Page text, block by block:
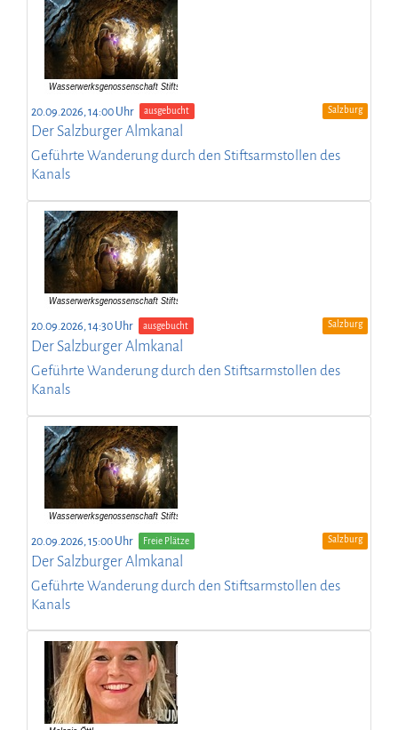
20.09.2026, 14:00 Uhr ausgebucht Salzburg
Der Salzburger Almkanal
Geführte Wanderung durch den Stiftsarmstollen des
Kanals
20.09.2026, 14:30 Uhr ausgebucht Salzburg
Der Salzburger Almkanal
Geführte Wanderung durch den Stiftsarmstollen des
Kanals
20.09.2026, 15:00 Uhr Freie Plätze Salzburg
Der Salzburger Almkanal
Geführte Wanderung durch den Stiftsarmstollen des
Kanals